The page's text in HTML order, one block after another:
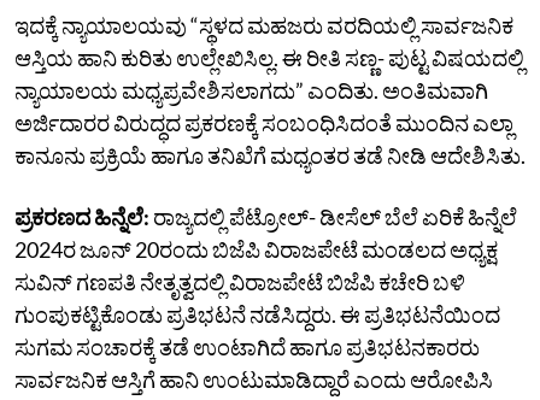
ಇದಕ್ಕೆ ನ್ಯಾಯಾಲಯವು “ಸ್ಥಳದ ಮಹಜರು ವರದಿಯಲ್ಲಿ ಸಾರ್ವಜನಿಕ
ಆಸ್ತಿಯ ಹಾನಿ ಕುರಿತು ಉಲ್ಲೇಖಿಸಿಲ್ಲ. ಈ ರೀತಿ ಸಣ್ಣ- ಪುಟ್ಟ ವಿಷಯದಲ್ಲಿ
ನ್ಯಾಯಾಲಯ ಮಧ್ಯಪ್ರವೇಶಿಸಲಾಗದು” ಎಂದಿತು. ಅಂತಿಮವಾಗಿ
ಅರ್ಜಿದಾರರ ವಿರುದ್ಧದ ಪ್ರಕರಣಕ್ಕೆ ಸಂಬಂಧಿಸಿದಂತೆ ಮುಂದಿನ ಎಲ್ಲಾ
ಕಾನೂನು ಪ್ರಕ್ರಿಯೆ ಹಾಗೂ ತನಿಖೆಗೆ ಮಧ್ಯಂತರ ತಡೆ ನೀಡಿ ಆದೇಶಿಸಿತು.
ಪ್ರಕರಣದ ಹಿನ್ನೆಲೆ: ರಾಜ್ಯದಲ್ಲಿ ಪೆಟ್ರೋಲ್- ಡೀಸೆಲ್ ಬೆಲೆ ಏರಿಕೆ ಹಿನ್ನೆಲೆ
2024ರ ಜೂನ್‌ 20ರಂದು ಬಿಜೆಪಿ ವಿರಾಜಪೇಟೆ ಮಂಡಲದ ಅಧ್ಯಕ್ಷ
ಸುವಿನ್ ಗಣಪತಿ ನೇತೃತ್ವದಲ್ಲಿ ವಿರಾಜಪೇಟೆ ಬಿಜೆಪಿ ಕಚೇರಿ ಬಳಿ
ಗುಂಪುಕಟ್ಟಿಕೊಂಡು ಪ್ರತಿಭಟನೆ ನಡೆಸಿದ್ದರು. ಈ ಪ್ರತಿಭಟನೆಯಿಂದ
ಸುಗಮ ಸಂಚಾರಕ್ಕೆ ತಡೆ ಉಂಟಾಗಿದೆ ಹಾಗೂ ಪ್ರತಿಭಟನಕಾರರು
ಸಾರ್ವಜನಿಕ ಆಸ್ತಿಗೆ ಹಾನಿ ಉಂಟುಮಾಡಿದ್ದಾರೆ ಎಂದು ಆರೋಪಿಸಿ